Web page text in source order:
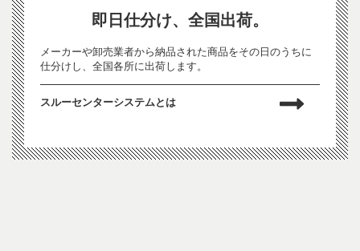
即日仕分け、全国出荷。
メーカーや卸売業者から納品された商品をその日のうちに
仕分けし、全国各所に出荷します。
スルーセンターシステムとは